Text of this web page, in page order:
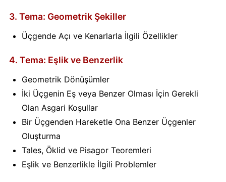
3. Tema: Geometrik Şekiller
Üçgende Açı ve Kenarlarla İlgili Özellikler
4. Tema: Eşlik ve Benzerlik
Geometrik Dönüşümler
İki Üçgenin Eş veya Benzer Olması İçin Gerekli
Olan Asgari Koşullar
Bir Üçgenden Hareketle Ona Benzer Üçgenler
Oluşturma
Tales, Öklid ve Pisagor Teoremleri
Eşlik ve Benzerlikle İlgili Problemler